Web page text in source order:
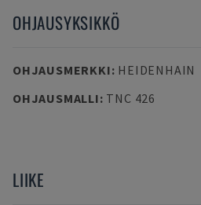
OHJAUSYKSIKKÖ
OHJAUSMERKKI: HEIDENHAIN
OHJAUSMALLI: TNC 426
LIIKE